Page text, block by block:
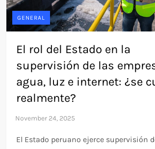
GENERAL
El rol del Estado en la
supervisión de las
agua, luz e internet: ¿se
realmente?
El Estado peruano ejerce supervisión